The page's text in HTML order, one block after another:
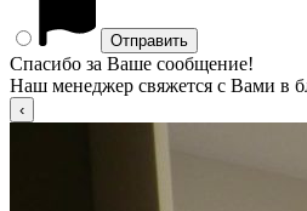
Спасибо за Ваше сообщение!
Наш менеджер свяжется с Вами в